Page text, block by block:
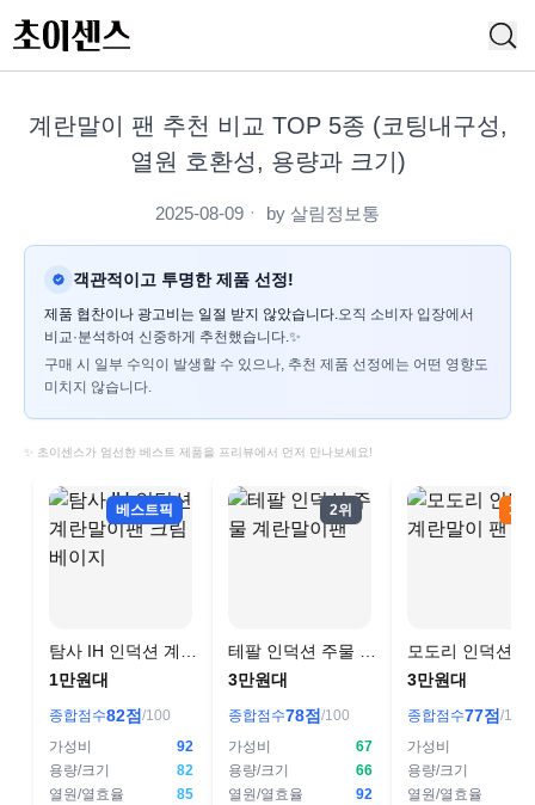
계란말이 팬 추천 비교 TOP 5종 (코팅내구성,
열원 호환성, 용량과 크기)
2025-08-09 ㆍ by 살림정보통
객관적이고 투명한 제품 선정!
제품 협찬이나 광고비는 일절 받지 않았습니다.오직 소비자 입장에서
비교·분석하여 신중하게 추천했습니다.✨
구매 시 일부 수익이 발생할 수 있으나, 추천 제품 선정에는 어떤 영향도
미치지 않습니다.
✨ 초이센스가 엄선한 베스트 제품을 프리뷰에서 먼저 만나보세요!
베스트픽
탐사 IH 인덕션 계란
말이팬 크림베이지
1만원대
종합점수82점 /100
가성비
92
용량/크기
82
열원/열효율
85
2위
테팔 인덕션 주물 계
란말이팬
3만원대
종합점수78점 /100
가성비
67
용량/크기
66
열원/열효율
92
3위
모도리 인덕션
말이 팬
3만원대
종합점수77점 /100
가성비
용량/크기
열원/열효율